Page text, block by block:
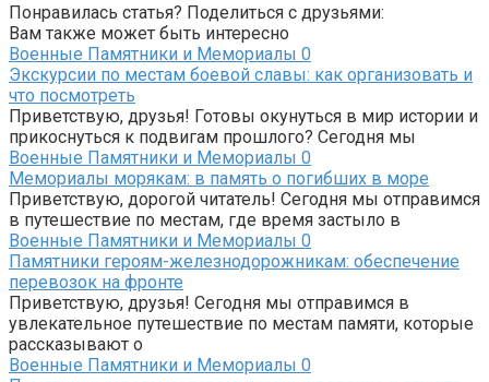
Понравилась статья? Поделиться с друзьями:
Вам также может быть интересно
Военные Памятники и Мемориалы 0
Экскурсии по местам боевой славы: как организовать и
что посмотреть
Приветствую, друзья! Готовы окунуться в мир истории и
прикоснуться к подвигам прошлого? Сегодня мы
Военные Памятники и Мемориалы 0
Мемориалы морякам: в память о погибших в море
Приветствую, дорогой читатель! Сегодня мы отправимся
в путешествие по местам, где время застыло в
Военные Памятники и Мемориалы 0
Памятники героям-железнодорожникам: обеспечение
перевозок на фронте
Приветствую, друзья! Сегодня мы отправимся в
увлекательное путешествие по местам памяти, которые
рассказывают о
Военные Памятники и Мемориалы 0